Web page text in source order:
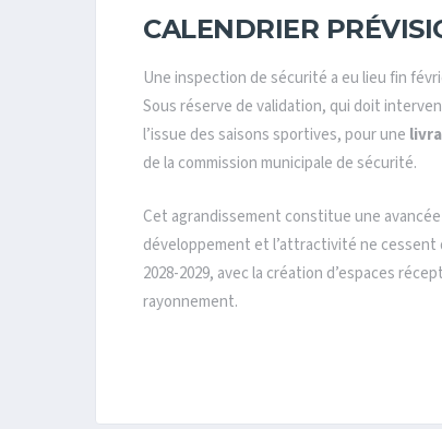
CALENDRIER
Une inspection de sécurité a eu lieu fin
Sous réserve de validation, qui doit
l’issue des saisons sportives, pour une
de la commission municipale de sécurité.
Cet agrandissement constitue une
développement et l’attractivité ne cessent
2028-2029, avec la création d’espaces
rayonnement.